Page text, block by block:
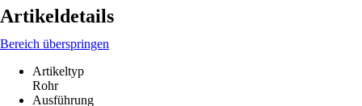
Artikeldetails
Bereich überspringen
Artikeltyp
Rohr
Ausführung